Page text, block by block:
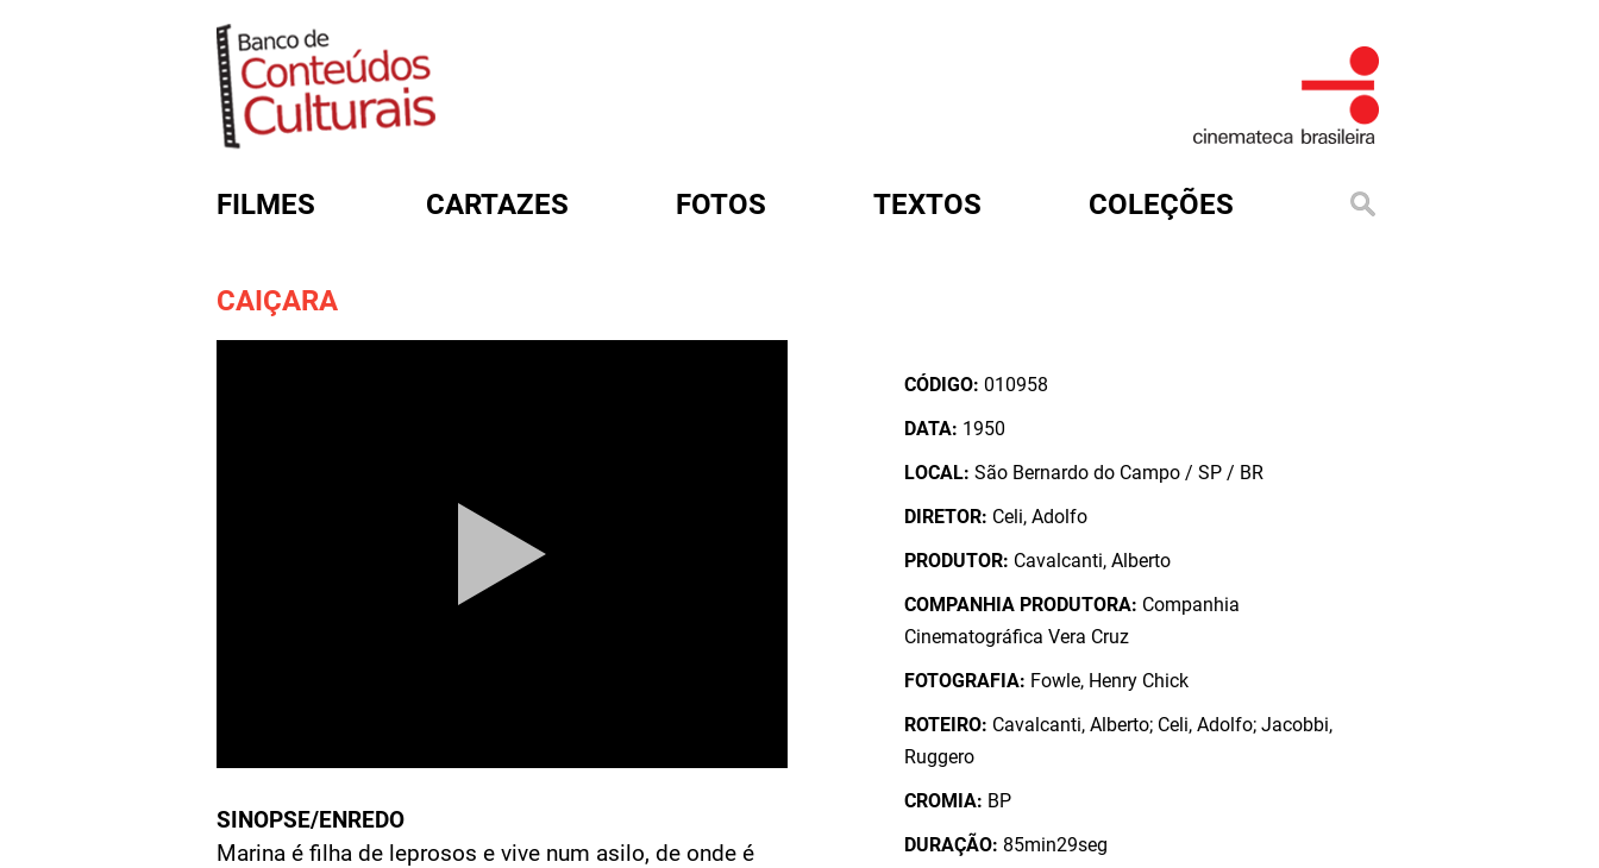
FILMES CARTAZES FOTOS TEXTOS COLEÇÕES
CAIÇARA
SINOPSE/ENREDO
Marina é filha de leprosos e vive num asilo, de onde é
CÓDIGO: 010958
DATA: 1950
LOCAL: São Bernardo do Campo / SP / BR
DIRETOR: Celi, Adolfo
PRODUTOR: Cavalcanti, Alberto
COMPANHIA PRODUTORA: Companhia
Cinematográfica Vera Cruz
FOTOGRAFIA: Fowle, Henry Chick
ROTEIRO: Cavalcanti, Alberto; Celi, Adolfo; Jacobbi,
Ruggero
CROMIA: BP
DURAÇÃO: 85min29seg
FORMULÁRIO DE BUSCA